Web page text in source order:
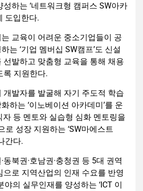
하는 ‘네트워크형 캠퍼스 SW아카
도입한다.
교육이 어려운 중소기업들이 공
는 ‘기업 멤버십 SW캠프’도 신설
선발하고 맞춤형 교육을 통해 채용
록 지원한다.
개발자를 발굴해 자기 주도적 학습
하는 ‘이노베이션 아카데미’를 운
자 등 멘토와 실습형 심화 멘토링을
로 성장 지원하는 ‘SW마에스트
간다.
동북권·호남권·충청권 등 5대 권역
으로 지역산업의 인재 수요를 반영
야의 실무인재를 양성하는 ‘ICT 이